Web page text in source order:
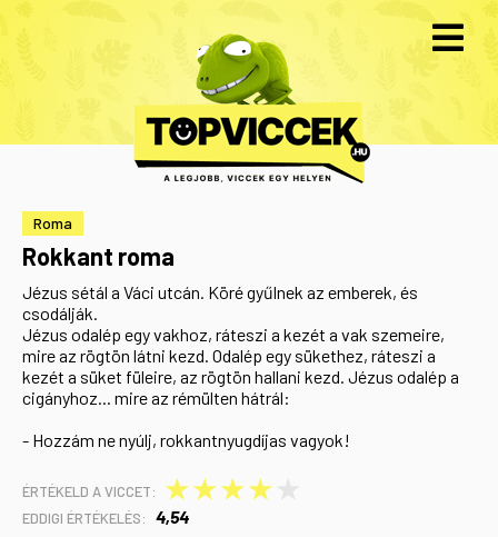
Roma
Rokkant roma
Jézus sétál a Váci utcán. Köré gyűlnek az emberek, és
csodálják.
Jézus odalép egy vakhoz, ráteszi a kezét a vak szemeire,
mire az rögtön látni kezd. Odalép egy sükethez, ráteszi a
kezét a süket füleire, az rögtön hallani kezd. Jézus odalép a
cigányhoz... mire az rémülten hátrál:
- Hozzám ne nyúlj, rokkantnyugdíjas vagyok!
ÉRTÉKELD A VICCET: ★
★
★
★
EDDIGI ÉRTÉKELÉS: 4,54